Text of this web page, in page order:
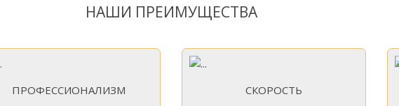
НАШИ ПРЕИМУЩЕСТВА
ПРОФЕССИОНАЛИЗМ СКОРОСТЬ